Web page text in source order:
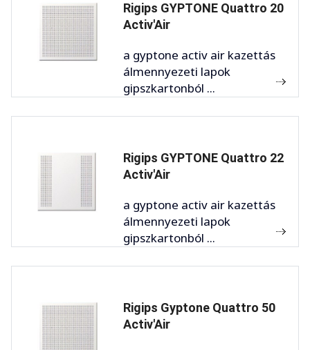
Rigips GYPTONE Quattro 20
Activ'Air
a gyptone activ air kazettás
álmennyezeti lapok
gipszkartonból ...
Rigips GYPTONE Quattro 22
Activ'Air
a gyptone activ air kazettás
álmennyezeti lapok
gipszkartonból ...
Rigips Gyptone Quattro 50
Activ'Air